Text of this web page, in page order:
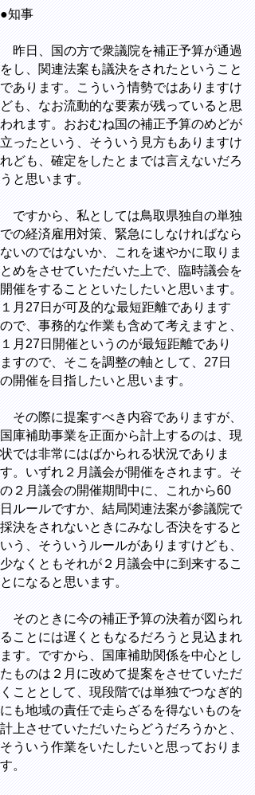
●知事
昨日、国の方で衆議院を補正予算が通過
をし、関連法案も議決をされたということ
であります。こういう情勢ではありますけ
ども、なお流動的な要素が残っていると思
われます。おおむね国の補正予算のめどが
立ったという、そういう見方もありますけ
れども、確定をしたとまでは言えないだろ
うと思います。
ですから、私としては鳥取県独自の単独
での経済雇用対策、緊急にしなければなら
ないのではないか、これを速やかに取りま
とめをさせていただいた上で、臨時議会を
開催をすることといたしたいと思います。
１月27日が可及的な最短距離であります
ので、事務的な作業も含めて考えますと、
１月27日開催というのが最短距離であり
ますので、そこを調整の軸として、27日
の開催を目指したいと思います。
その際に提案すべき内容でありますが、
国庫補助事業を正面から計上するのは、現
状では非常にはばかられる状況でありま
す。いずれ２月議会が開催をされます。そ
の２月議会の開催期間中に、これから60
日ルールですか、結局関連法案が参議院で
採決をされないときにみなし否決をすると
いう、そういうルールがありますけども、
少なくともそれが２月議会中に到来するこ
とになると思います。
そのときに今の補正予算の決着が図られ
ることには遅くともなるだろうと見込まれ
ます。ですから、国庫補助関係を中心とし
たものは２月に改めて提案をさせていただ
くこととして、現段階では単独でつなぎ的
にも地域の責任で走らざるを得ないものを
計上させていただいたらどうだろうかと、
そういう作業をいたしたいと思っておりま
す。